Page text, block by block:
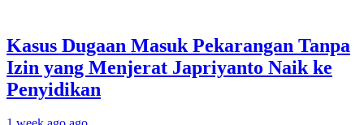
Kasus Dugaan Masuk Pekarangan Tanpa
Izin yang Menjerat Japriyanto Naik ke
Penyidikan